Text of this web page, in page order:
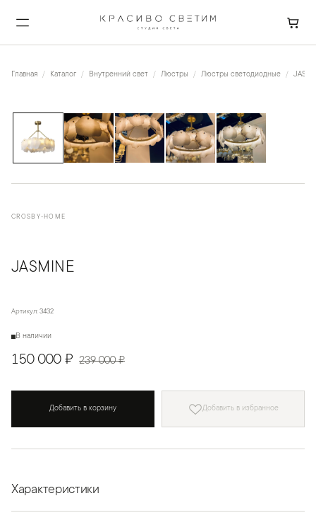
Главная Каталог Внутренний свет Люстры Люстры светодиодные
CROSBY-HOME
JASMINE
Артикул: 3432
В наличии
150 000 ₽ 239 000 ₽
Добавить в корзину Добавить в избранное
Характеристики